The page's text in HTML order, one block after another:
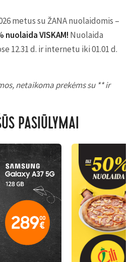
metus su ŽANA nuolaidomis –
nuolaida VISKAM! Nuolaida
12.31 d. ir internetu iki 01.01 d.
netaikoma prekėms su ** ir
PASIŪLYMAI